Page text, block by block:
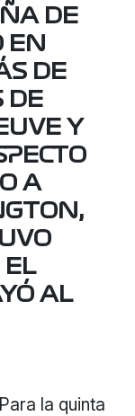
DE
EN
DE
DE
Y
A
EL
AL
la quinta